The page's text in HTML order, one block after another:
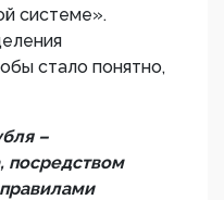
системе».
стало понятно,
–
посредством